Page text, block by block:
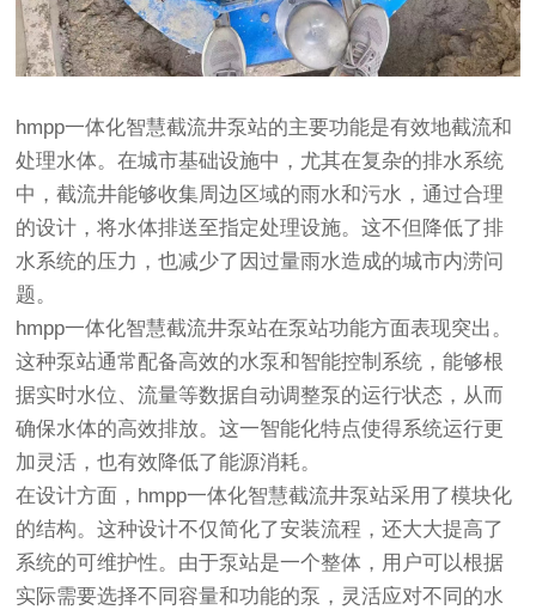
hmpp一体化智慧截流井泵站的主要功能是有效地截流和
处理水体。在城市基础设施中，尤其在复杂的排水系统
中，截流井能够收集周边区域的雨水和污水，通过合理
的设计，将水体排送至指定处理设施。这不但降低了排
水系统的压力，也减少了因过量雨水造成的城市内涝问
题。
hmpp一体化智慧截流井泵站在泵站功能方面表现突出。
这种泵站通常配备高效的水泵和智能控制系统，能够根
据实时水位、流量等数据自动调整泵的运行状态，从而
确保水体的高效排放。这一智能化特点使得系统运行更
加灵活，也有效降低了能源消耗。
在设计方面，hmpp一体化智慧截流井泵站采用了模块化
的结构。这种设计不仅简化了安装流程，还大大提高了
系统的可维护性。由于泵站是一个整体，用户可以根据
实际需要选择不同容量和功能的泵，灵活应对不同的水